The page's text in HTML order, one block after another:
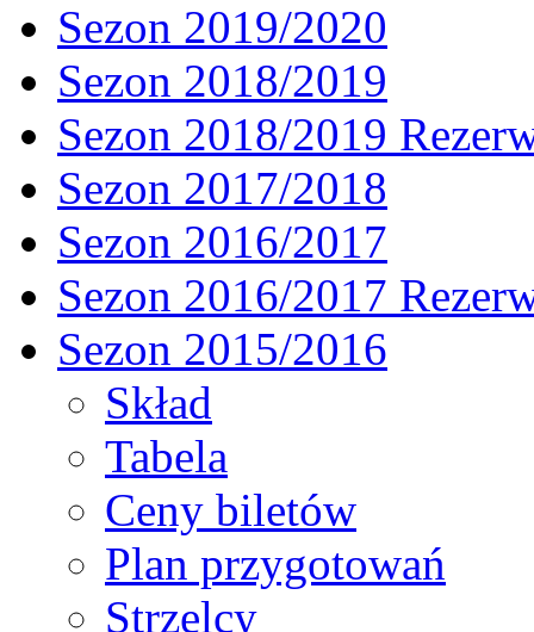
Sezon 2019/2020
Sezon 2018/2019
Sezon 2018/2019
Sezon 2017/2018
Sezon 2016/2017
Sezon 2016/2017
Sezon 2015/2016
Skład
Tabela
Ceny biletów
Plan przygotowań
Strzelcy